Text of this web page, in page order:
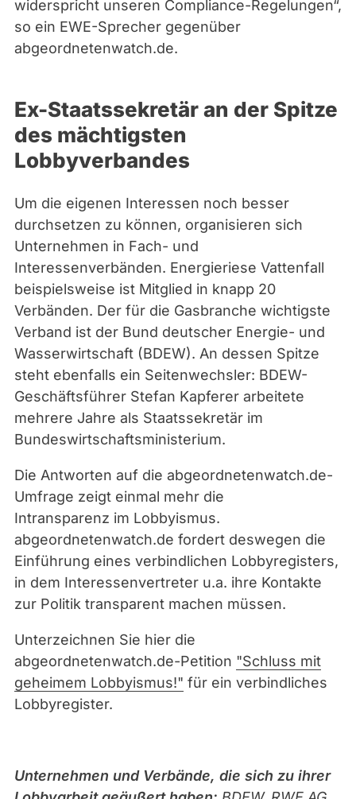
widerspricht unseren Compliance-Regelungen“,
so ein EWE-Sprecher gegenüber
abgeordnetenwatch.de.
Ex-Staatssekretär an der Spitze
des mächtigsten
Lobbyverbandes
Um die eigenen Interessen noch besser
durchsetzen zu können, organisieren sich
Unternehmen in Fach- und
Interessenverbänden. Energieriese Vattenfall
beispielsweise ist Mitglied in knapp 20
Verbänden. Der für die Gasbranche wichtigste
Verband ist der Bund deutscher Energie- und
Wasserwirtschaft (BDEW). An dessen Spitze
steht ebenfalls ein Seitenwechsler: BDEW-
Geschäftsführer Stefan Kapferer arbeitete
mehrere Jahre als Staatssekretär im
Bundeswirtschaftsministerium.
Die Antworten auf die abgeordnetenwatch.de-
Umfrage zeigt einmal mehr die
Intransparenz im Lobbyismus.
abgeordnetenwatch.de fordert deswegen die
Einführung eines verbindlichen Lobbyregisters,
in dem Interessenvertreter u.a. ihre Kontakte
zur Politik transparent machen müssen.
Unterzeichnen Sie hier die
abgeordnetenwatch.de-Petition "Schluss mit
geheimem Lobbyismus!" für ein verbindliches
Lobbyregister.
Unternehmen und Verbände, die sich zu ihrer